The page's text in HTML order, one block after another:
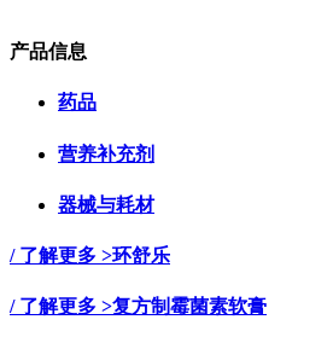
产品信息
药品
营养补充剂
器械与耗材
/ 了解更多 >环舒乐
/ 了解更多 >复方制霉菌素软膏